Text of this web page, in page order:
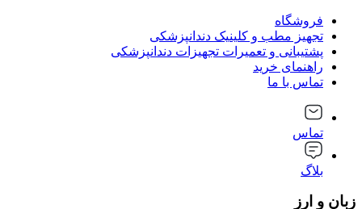
فروشگاه
تجهیز مطب و کلینیک دندانپزشکی
پشتیبانی و تعمیرات تجهیزات دندانپزشکی
راهنمای خرید
تماس با ما
تماس
بلاگ
زبان و ارز